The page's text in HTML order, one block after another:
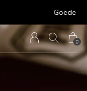
0
2013